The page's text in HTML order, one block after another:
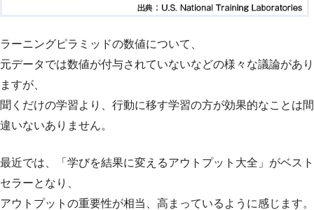
ラーニングピラミッドの数値について、
元データでは数値が付与されていないなどの様々な議論があり
ますが、
聞くだけの学習より、行動に移す学習の方が効果的なことは間
違いないありません。
最近では、「学びを結果に変えるアウトプット大全」がベスト
セラーとなり、
アウトプットの重要性が相当、高まっているように感じます。